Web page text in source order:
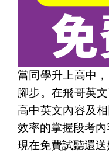
當同學升上高中
腳步。在飛哥英
高中英文內容及
效率的掌握段考內
現在免費試聽還